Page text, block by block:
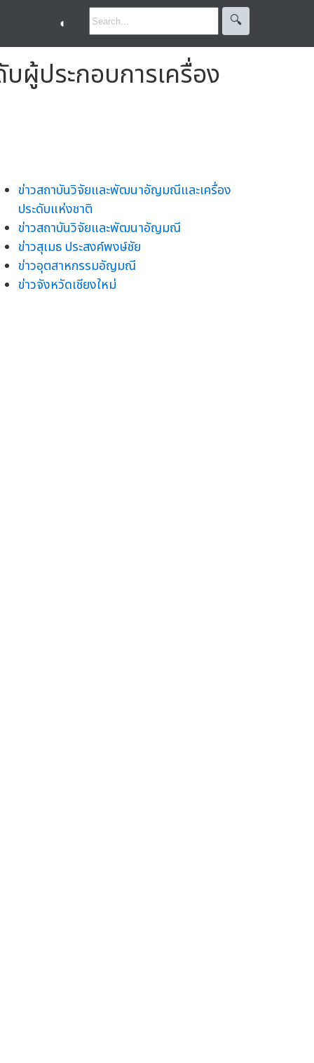
◐ 🔍︎
ผู้ประกอบการเครื่อง
ข่าวสถาบันวิจัยและพัฒนาอัญมณีและเครื่อง
ประดับแห่งชาติ
ข่าวสถาบันวิจัยและพัฒนาอัญมณี
ข่าวสุเมธ ประสงค์พงษ์ชัย
ข่าวอุตสาหกรรมอัญมณี
ข่าวจังหวัดเชียงใหม่